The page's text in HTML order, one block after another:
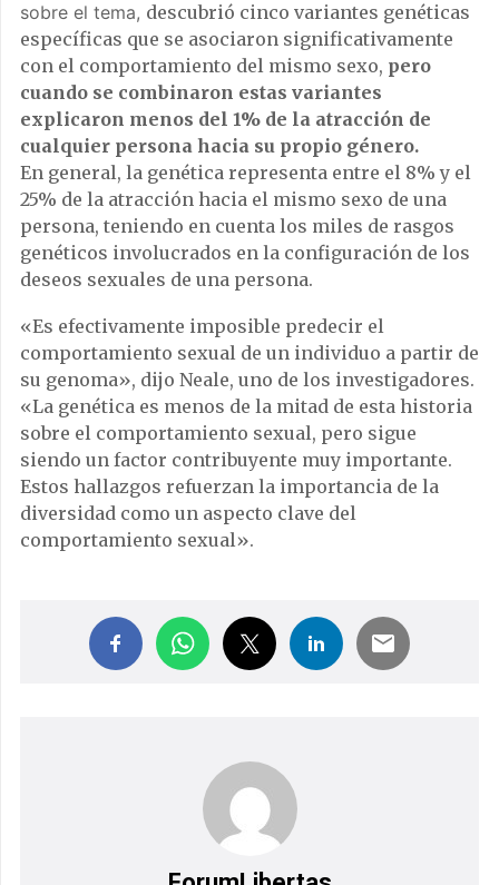
sobre el tema, descubrió cinco variantes genéticas
específicas que se asociaron significativamente
con el comportamiento del mismo sexo, pero
cuando se combinaron estas variantes
explicaron menos del 1% de la atracción de
cualquier persona hacia su propio género.
En general, la genética representa entre el 8% y el
25% de la atracción hacia el mismo sexo de una
persona, teniendo en cuenta los miles de rasgos
genéticos involucrados en la configuración de los
deseos sexuales de una persona.
«Es efectivamente imposible predecir el
comportamiento sexual de un individuo a partir de
su genoma», dijo Neale, uno de los investigadores.
«La genética es menos de la mitad de esta historia
sobre el comportamiento sexual, pero sigue
siendo un factor contribuyente muy importante.
Estos hallazgos refuerzan la importancia de la
diversidad como un aspecto clave del
comportamiento sexual».